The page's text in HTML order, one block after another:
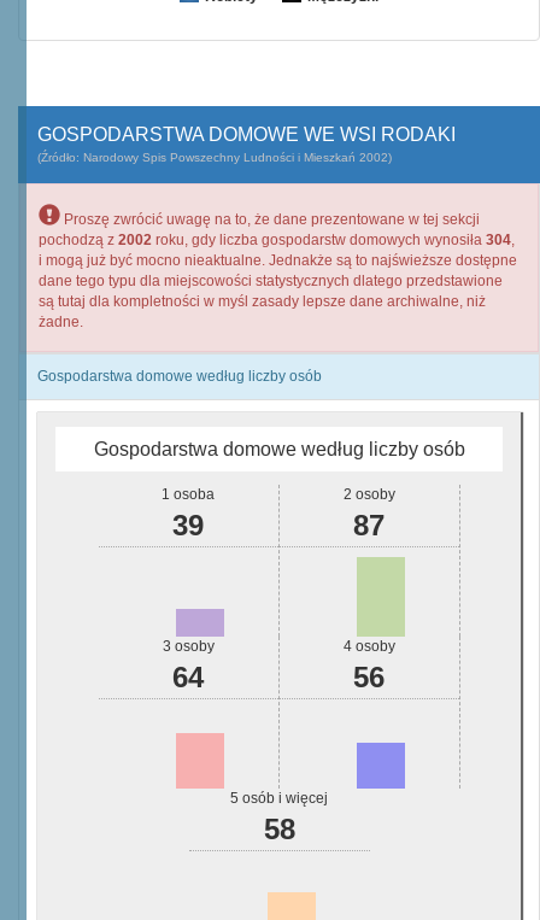
GOSPODARSTWA DOMOWE WE WSI RODAKI
(Źródło: Narodowy Spis Powszechny Ludności i Mieszkań 2002)
Proszę zwrócić uwagę na to, że dane prezentowane w tej sekcji
pochodzą z 2002 roku, gdy liczba gospodarstw domowych wynosiła 304,
i mogą już być mocno nieaktualne. Jednakże są to najświeższe dostępne
dane tego typu dla miejscowości statystycznych dlatego przedstawione
są tutaj dla kompletności w myśl zasady lepsze dane archiwalne, niż
żadne.
Gospodarstwa domowe według liczby osób
Gospodarstwa domowe według liczby osób
1 osoba
39
2 osoby
87
3 osoby
64
4 osoby
56
5 osób i więcej
58